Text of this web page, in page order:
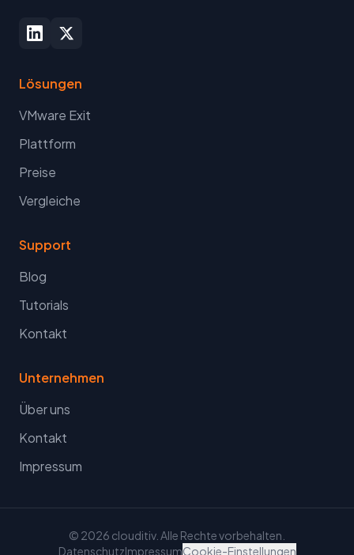
Lösungen
VMware Exit
Plattform
Preise
Vergleiche
Support
Blog
Tutorials
Kontakt
Unternehmen
Über uns
Kontakt
Impressum
© 2026 clouditiv. Alle Rechte vorbehalten.
DatenschutzImpressumCookie-Einstellungen